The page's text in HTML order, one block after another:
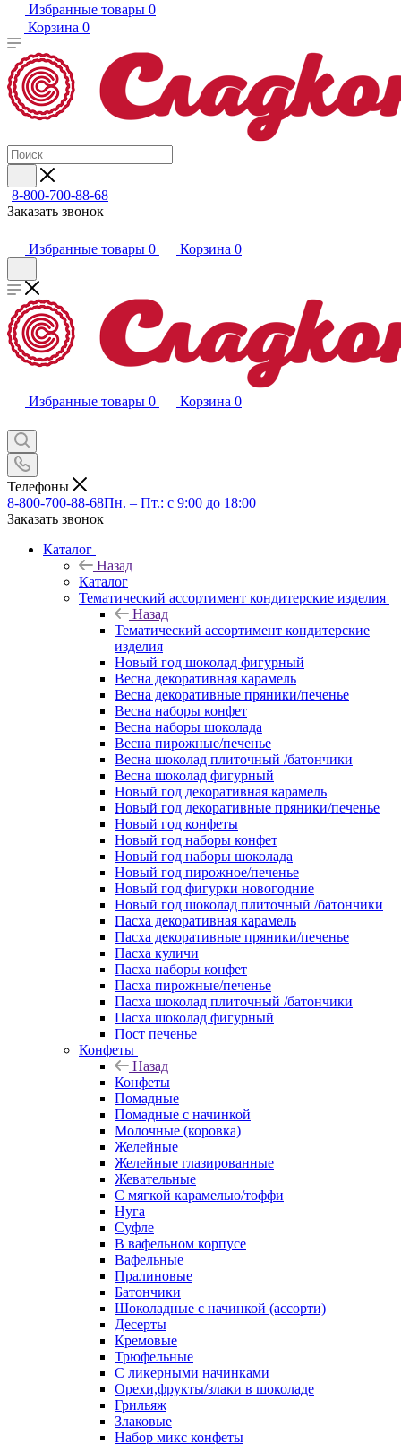
Избранные товары 0
Корзина 0
8-800-700-88-68
Заказать звонок
Избранные товары 0 Корзина 0
Избранные товары 0 Корзина 0
Телефоны
8-800-700-88-68Пн. – Пт.: с 9:00 до 18:00
Заказать звонок
Каталог
Назад
Каталог
Тематический ассортимент кондитерские изделия
Назад
Тематический ассортимент кондитерские
изделия
Новый год шоколад фигурный
Весна декоративная карамель
Весна декоративные пряники/печенье
Весна наборы конфет
Весна наборы шоколада
Весна пирожные/печенье
Весна шоколад плиточный /батончики
Весна шоколад фигурный
Новый год декоративная карамель
Новый год декоративные пряники/печенье
Новый год конфеты
Новый год наборы конфет
Новый год наборы шоколада
Новый год пирожное/печенье
Новый год фигурки новогодние
Новый год шоколад плиточный /батончики
Пасха декоративная карамель
Пасха декоративные пряники/печенье
Пасха куличи
Пасха наборы конфет
Пасха пирожные/печенье
Пасха шоколад плиточный /батончики
Пасха шоколад фигурный
Пост печенье
Конфеты
Назад
Конфеты
Помадные
Помадные с начинкой
Молочные (коровка)
Желейные
Желейные глазированные
Жевательные
С мягкой карамелью/тоффи
Нуга
Суфле
В вафельном корпусе
Вафельные
Пралиновые
Батончики
Шоколадные с начинкой (ассорти)
Десерты
Кремовые
Трюфельные
С ликерными начинками
Орехи,фрукты/злаки в шоколаде
Грильяж
Злаковые
Набор микс конфеты